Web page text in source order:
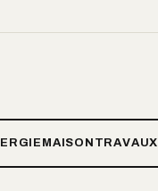
MAISON TRAVAUX